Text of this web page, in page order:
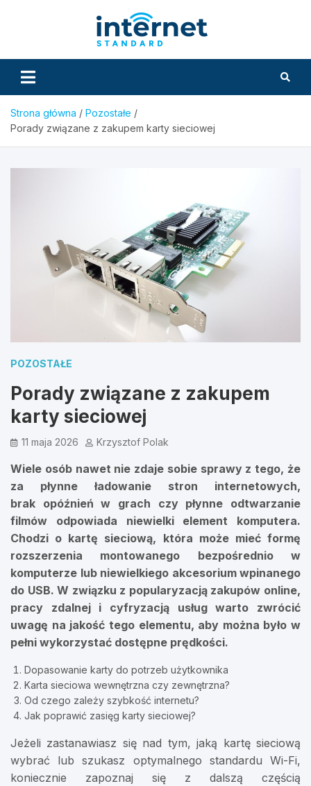
Strona główna
Pozostałe
Porady związane z zakupem karty sieciowej
POZOSTAŁE
Porady związane z zakupem
karty sieciowej
11 maja 2026 Krzysztof Polak
Wiele osób nawet nie zdaje sobie sprawy z tego, że
za płynne ładowanie stron internetowych,
brak opóźnień w grach czy płynne odtwarzanie
filmów odpowiada niewielki element komputera.
Chodzi o kartę sieciową, która może mieć formę
rozszerzenia montowanego bezpośrednio w
komputerze lub niewielkiego akcesorium wpinanego
do USB. W związku z popularyzacją zakupów online,
pracy zdalnej i cyfryzacją usług warto zwrócić
uwagę na jakość tego elementu, aby można było w
pełni wykorzystać dostępne prędkości.
Dopasowanie karty do potrzeb użytkownika
Karta sieciowa wewnętrzna czy zewnętrzna?
Od czego zależy szybkość internetu?
Jak poprawić zasięg karty sieciowej?
Jeżeli zastanawiasz się nad tym, jaką kartę sieciową
wybrać lub szukasz optymalnego standardu Wi-Fi,
koniecznie zapoznaj się z dalszą częścią